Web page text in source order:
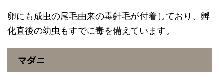
卵にも成虫の尾毛由来の毒針毛が付着しており、孵
化直後の幼虫もすでに毒を備えています。
マダニ